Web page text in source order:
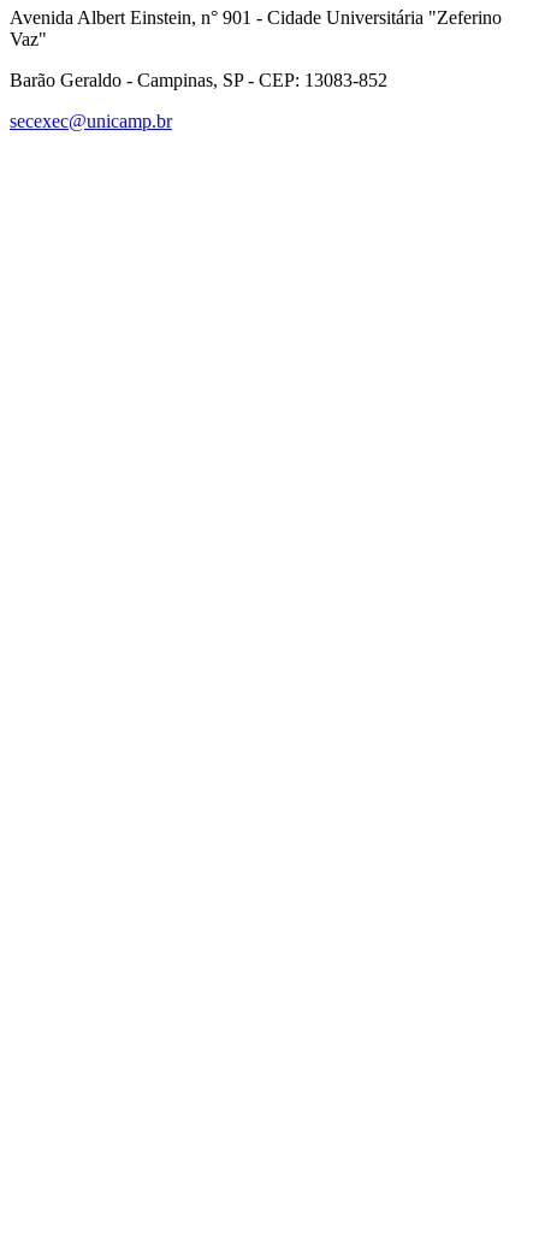
Avenida Albert Einstein, n° 901 - Cidade Universitária "Zeferino
Vaz"
Barão Geraldo - Campinas, SP - CEP: 13083-852
secexec@unicamp.br